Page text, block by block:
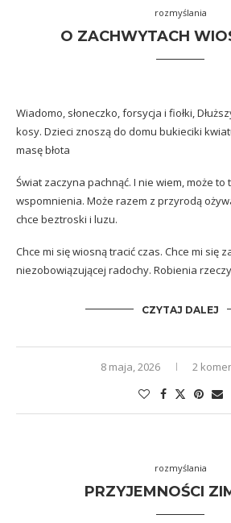
rozmyślania
O ZACHWYTACH
Wiadomo, słoneczko, forsycja i fiołki,
kosy. Dzieci znoszą do domu bukieciki
masę błota
Świat zaczyna pachnąć. I nie wiem, może
wspomnienia. Może razem z przyrodą
chce beztroski i luzu.
Chce mi się wiosną tracić czas. Chce mi się
niezobowiązującej radochy. Robienia
CZYTAJ DALEJ
8 maja, 2026 2
rozmyślania
PRZYJEMNOŚCI